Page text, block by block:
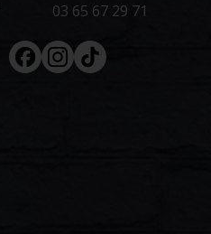
03 65 67 29 71
FacebookInstagram
Tiktok